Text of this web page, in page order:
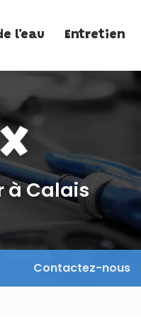
l'eau Entretien
à Calais
Contactez-nous